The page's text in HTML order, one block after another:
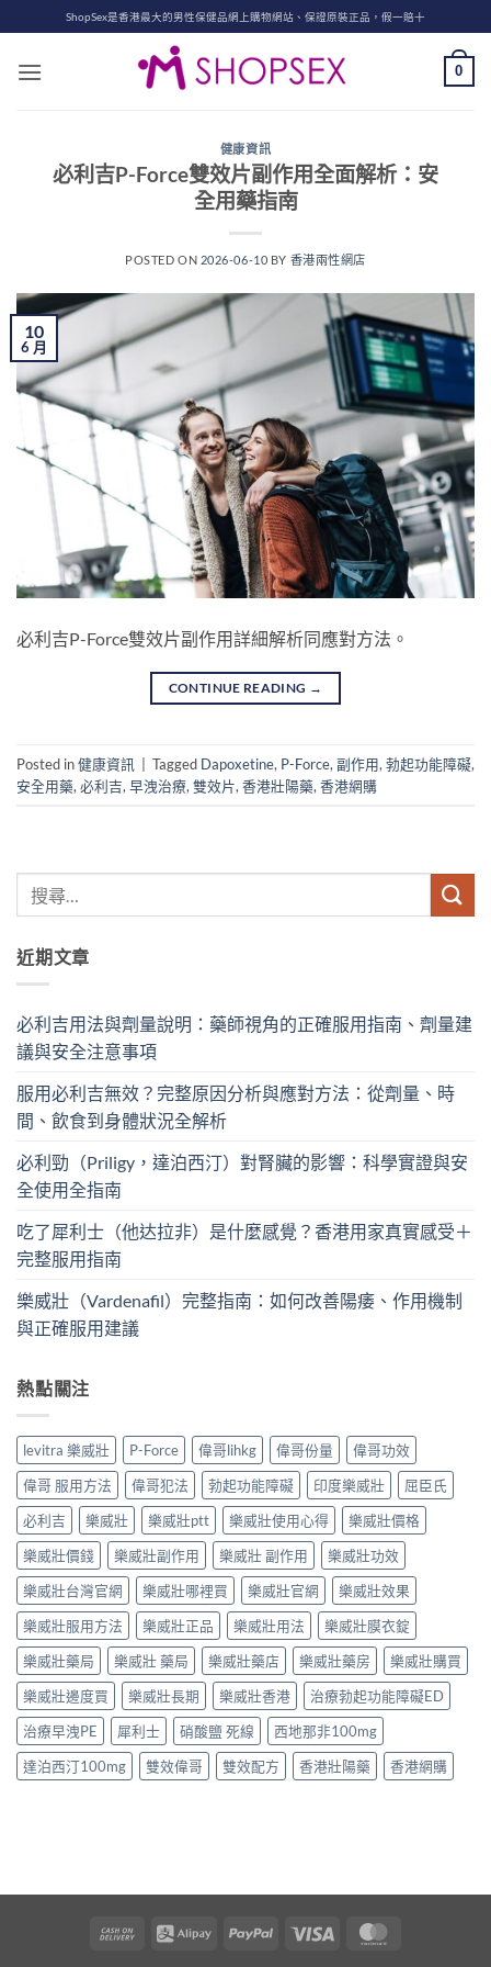
to
content
ShopSex是香港最大的男性保健品網上購物網站、保證原裝正品，假一賠十
0
健康資訊
必利吉P-Force雙效片副作用全面解析：安
全用藥指南
POSTED ON 2026-06-10 BY 香港兩性網店
10
6 月
必利吉P-Force雙效片副作用詳細解析同應對方法。
CONTINUE READING →
Posted in健康資訊 Tagged Dapoxetine, P-Force, 副作用, 勃起功能障礙,
安全用藥, 必利吉, 早洩治療, 雙效片, 香港壯陽藥, 香港網購
近期文章
必利吉用法與劑量說明：藥師視角的正確服用指南、劑量建
議與安全注意事項
服用必利吉無效？完整原因分析與應對方法：從劑量、時
間、飲食到身體狀況全解析
必利勁（Priligy，達泊西汀）對腎臟的影響：科學實證與安
全使用全指南
吃了犀利士（他达拉非）是什麼感覺？香港用家真實感受＋
完整服用指南
樂威壯（Vardenafil）完整指南：如何改善陽痿、作用機制
與正確服用建議
熱點關注
levitra 樂威壯 P-Force 偉哥lihkg 偉哥份量
偉哥功效
偉哥 服用方法
偉哥犯法 勃起功能障礙 印度樂威壯
屈臣氏
必利吉
樂威壯 樂威壯ptt 樂威壯使用心得
樂威壯價格
樂威壯價錢
樂威壯副作用 樂威壯 副作用
樂威壯功效
樂威壯台灣官網
樂威壯哪裡買 樂威壯官網
樂威壯效果
樂威壯服用方法
樂威壯正品 樂威壯用法
樂威壯膜衣錠
樂威壯藥局
樂威壯 藥局 樂威壯藥店 樂威壯藥房
樂威壯購買
樂威壯邊度買
樂威壯長期 樂威壯香港
治療勃起功能障礙ED
治療早洩PE
犀利士 硝酸鹽 死線
西地那非100mg
達泊西汀100mg
雙效偉哥 雙效配方 香港壯陽藥 香港網購
Cash
Alipay PayPal Visa